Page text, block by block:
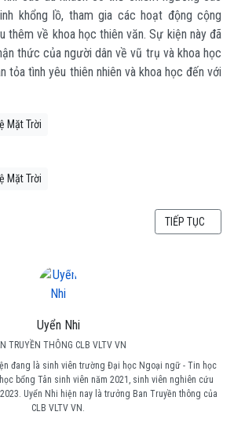
Uyển Nhi
TRUYỀN THÔNG CLB VLTV VN
đang là sinh viên trường Đại học Ngoại ngữ - Tin học
bổng Tân sinh viên năm 2021, sinh viên nghiên cứu
Uyển Nhi hiện nay là trưởng Ban Truyền thông của
CLB VLTV VN.
khổng lồ, tham gia các hoạt động cộng
thêm về khoa học thiên văn. Sự kiện này đã
thức của người dân về vũ trụ và khoa học
tỏa tình yêu thiên nhiên và khoa học đến với
Mặt Trời
Mặt Trời
VĂN HỌC VÀ NHỮNG LẦN "CHOÁNG NGỢP"
BÀI VIẾT KẾ
TIẾP TỤC